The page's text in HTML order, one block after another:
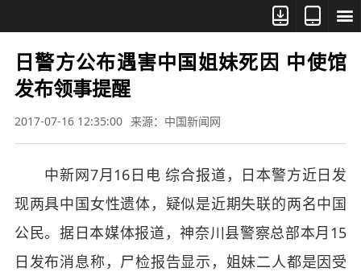



日警方公布遇害中国姐妹死因 中使馆
发布领事提醒
2017-07-16 12:35:00 来源：中国新闻网
中新网7月16日电 综合报道，日本警方近日发
现两具中国女性遗体，疑似是近期失联的两名中国
公民。据日本媒体报道，神奈川县警察总部本月15
日发布消息称，尸检报告显示，姐妹二人都是因受